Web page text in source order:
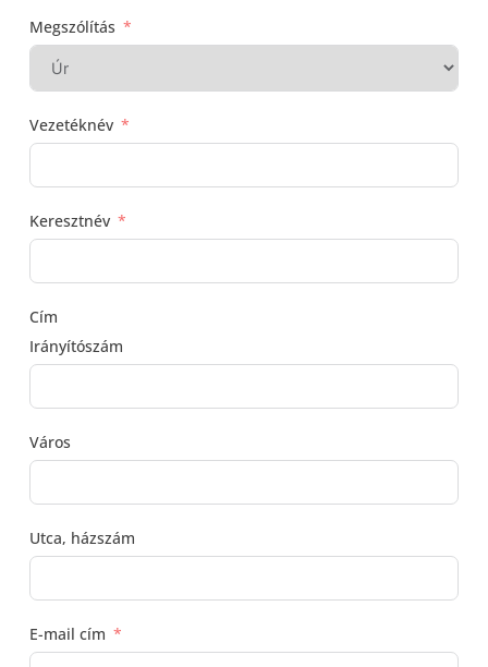
Megszólítás
Vezetéknév
Keresztnév
Cím
Irányítószám
Város
Utca, házszám
E-mail cím